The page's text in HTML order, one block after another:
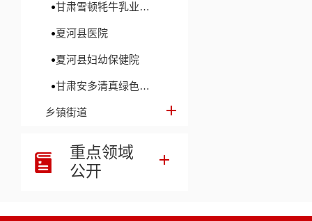
甘肃雪顿牦牛乳业股份有限公司
夏河县医院
夏河县妇幼保健院
甘肃安多清真绿色食品有限公司
乡镇街道
重点领域
公开